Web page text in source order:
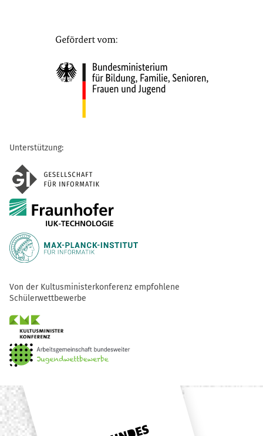
Unterstützung:
Von der Kultusministerkonferenz empfohlene
Schülerwettbewerbe